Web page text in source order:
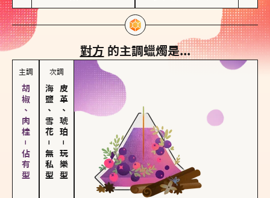
對方 的主調蠟燭是...
主調
胡椒、肉桂－佔有型
次調
海鹽、雪花
－
無私型
皮革、琥珀
－
玩樂型